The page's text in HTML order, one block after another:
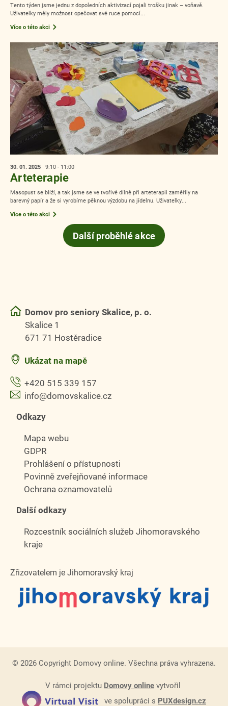
Tento týden jsme jednu z dopoledních aktivizací pojali trošku jinak – voňavě.
Uživatelky měly možnost opečovat své ruce pomocí...
Více o této akci
30. 01. 2025 9:10 - 11:00
Arteterapie
Masopust se blíží, a tak jsme se ve tvořivé dílně při arteterapii zaměřily na
barevný papír a že si vyrobíme pěknou výzdobu na jídelnu. Uživatelky...
Více o této akci
Další proběhlé akce
Domov pro seniory Skalice, p. o.
Skalice 1
671 71 Hostěradice
Ukázat na mapě
+420 515 339 157
info@domovskalice.cz
Odkazy
Mapa webu
GDPR
Prohlášení o přístupnosti
Povinně zveřejňované informace
Ochrana oznamovatelů
Další odkazy
Rozcestník sociálních služeb Jihomoravského
kraje
Zřizovatelem je Jihomoravský kraj
© 2026 Copyright Domovy online. Všechna práva vyhrazena.
V rámci projektu Domovy online vytvořil
ve spolupráci s PUXdesign.cz